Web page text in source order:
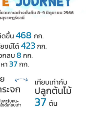
ร
านงบการเงิน
าหาร
ก
ล้อม
งแวดล้อม
ฟุตพริ้นท์
บสิ่งแวดล้อม
าติ
งบก
ะชายฝั่ง
งชีวภาพ
ภูมิอากาศ
กระจก
แวดล้อม
กษา
สิ่งแวดล้อม
งแวดล้อม
แพร่
น่าย
อม